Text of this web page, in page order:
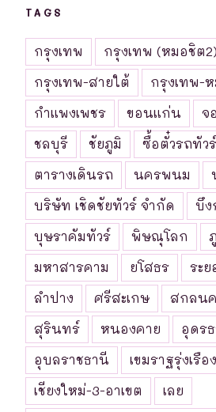
TAGS
กรุงเทพ
กรุงเทพ (หมอชิต
กรุงเทพ-สายใต้
กรุงเทพ-
กำแพงเพชร
ขอนแก่น
จ
ชลบุรี
ชัยภูมิ ซื้อตั๋วรถทัวร์
ตารางเดินรถ
นครพนม
บริษัท เชิดชัยทัวร์ จำกัด
บึง
บุษราคัมทัวร์
พิษณุโลก
มหาสารคาม
ยโสธร ระย
ลำปาง
ศรีสะเกษ สกลน
สุรินทร์
หนองคาย
อุดร
อุบลราชธานี
เขมราฐรุ่งเรือ
เชียงใหม่-3-อาเขต
เลย